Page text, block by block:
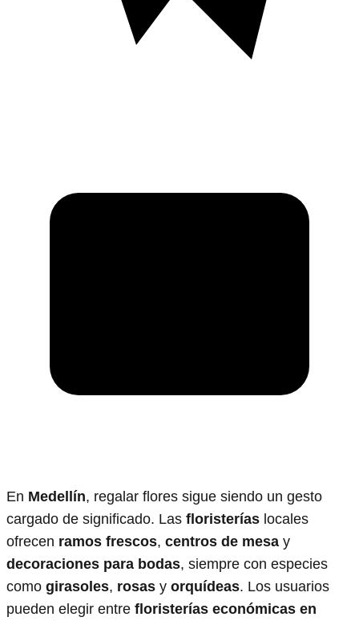
En Medellín, regalar flores sigue siendo un gesto
cargado de significado. Las floristerías locales
ofrecen ramos frescos, centros de mesa y
decoraciones para bodas, siempre con especies
como girasoles, rosas y orquídeas. Los usuarios
pueden elegir entre floristerías económicas en